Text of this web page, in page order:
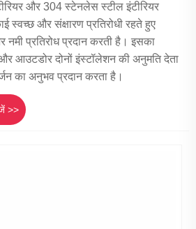
और 304 स्टेनलेस स्टील इंटीरियर
स्वच्छ और संक्षारण प्रतिरोधी रहते हुए
प्रतिरोध प्रदान करती है। इसका
आउटडोर दोनों इंस्टॉलेशन की अनुमति देता
का अनुभव प्रदान करता है।
>>